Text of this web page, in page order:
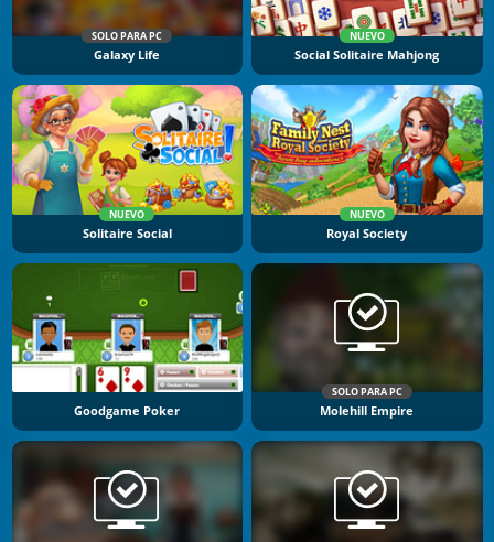
SOLO PARA PC
Galaxy Life
NUEVO
Social Solitaire Mahjong
NUEVO
Solitaire Social
NUEVO
Royal Society
Goodgame Poker
SOLO PARA PC
Molehill Empire